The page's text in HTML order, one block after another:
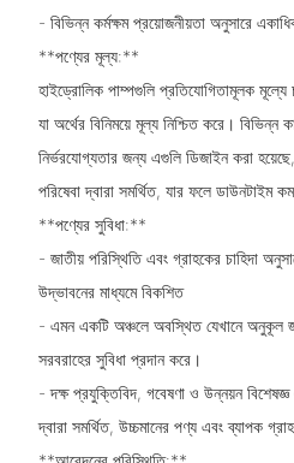
- বিভিন্ন কর্মক্ষম প্রয়োজনীয়তা অনুসারে
**পণ্যের মূল্য:**
হাইড্রোলিক পাম্পগুলি প্রতিযোগিতামূলক মূল্যে
যা অর্থের বিনিময়ে মূল্য নিশ্চিত করে। বিভিন্ন
নির্ভরযোগ্যতার জন্য এগুলি ডিজাইন করা
পরিষেবা দ্বারা সমর্থিত, যার ফলে ডাউনটাইম
**পণ্যের সুবিধা:**
- জাতীয় পরিস্থিতি এবং গ্রাহকের চাহিদা
উদ্ভাবনের মাধ্যমে বিকশিত
- এমন একটি অঞ্চলে অবস্থিত যেখানে অনুকূল
সরবরাহের সুবিধা প্রদান করে।
- দক্ষ প্রযুক্তিবিদ, গবেষণা ও উন্নয়ন
দ্বারা সমর্থিত, উচ্চমানের পণ্য এবং ব্যাপক